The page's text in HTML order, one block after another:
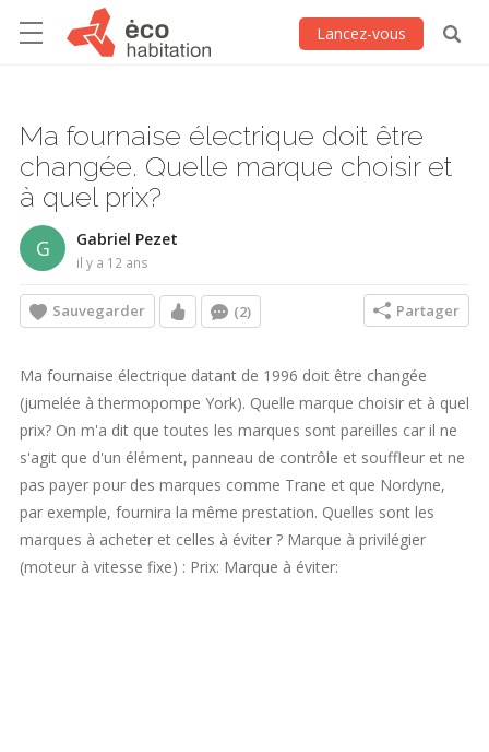
Lancez-vous
Ma fournaise électrique doit être
changée. Quelle marque choisir et
à quel prix?
G Gabriel Pezet
il y a 12 ans
Sauvegarder (2) Partager
Ma fournaise électrique datant de 1996 doit être changée
(jumelée à thermopompe York). Quelle marque choisir et à quel
prix? On m'a dit que toutes les marques sont pareilles car il ne
s'agit que d'un élément, panneau de contrôle et souffleur et ne
pas payer pour des marques comme Trane et que Nordyne,
par exemple, fournira la même prestation. Quelles sont les
marques à acheter et celles à éviter ? Marque à privilégier
(moteur à vitesse fixe) : Prix: Marque à éviter: